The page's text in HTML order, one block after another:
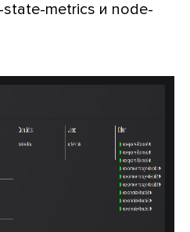
state-metrics и node-